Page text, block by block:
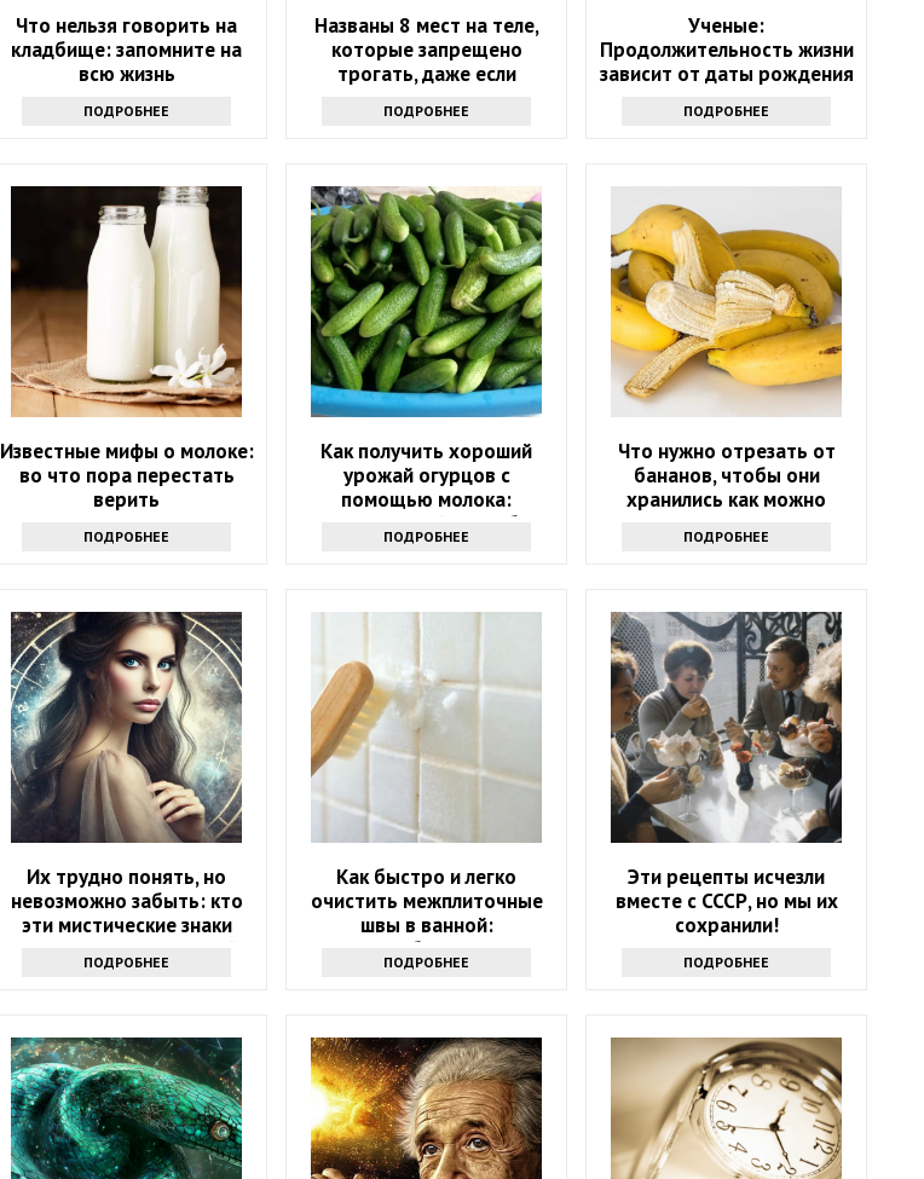
Что нельзя говорить на
кладбище: запомните на
всю жизнь
ПОДРОБНЕЕ
Названы 8 мест на теле,
которые запрещено
трогать, даже если
ПОДРОБНЕЕ
Ученые:
Продолжительность жизни
зависит от даты рождения
ПОДРОБНЕЕ
Известные мифы о молоке:
во что пора перестать
верить
ПОДРОБНЕЕ
Как получить хороший
урожай огурцов с
помощью молока:
интересный способ
ПОДРОБНЕЕ
Что нужно отрезать от
бананов, чтобы они
хранились как можно
маленькая хитрость
ПОДРОБНЕЕ
Их трудно понять, но
невозможно забыть: кто
эти мистические знаки
зодиака — хранители тайн
ПОДРОБНЕЕ
Как быстро и легко
очистить межплиточные
швы в ванной:
понадобится соль
ПОДРОБНЕЕ
Эти рецепты исчезли
вместе с СССР, но мы их
сохранили!
ПОДРОБНЕЕ